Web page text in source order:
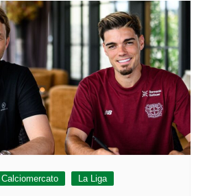
Calciomercato La Liga